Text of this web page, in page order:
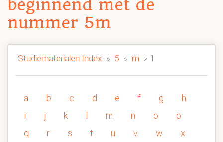
beginnend met de
nummer 5m
Studiematerialen Index » 5 » m » 1
a b c d e f g
h
i
j k m n o
p
q
r s t u v w
x